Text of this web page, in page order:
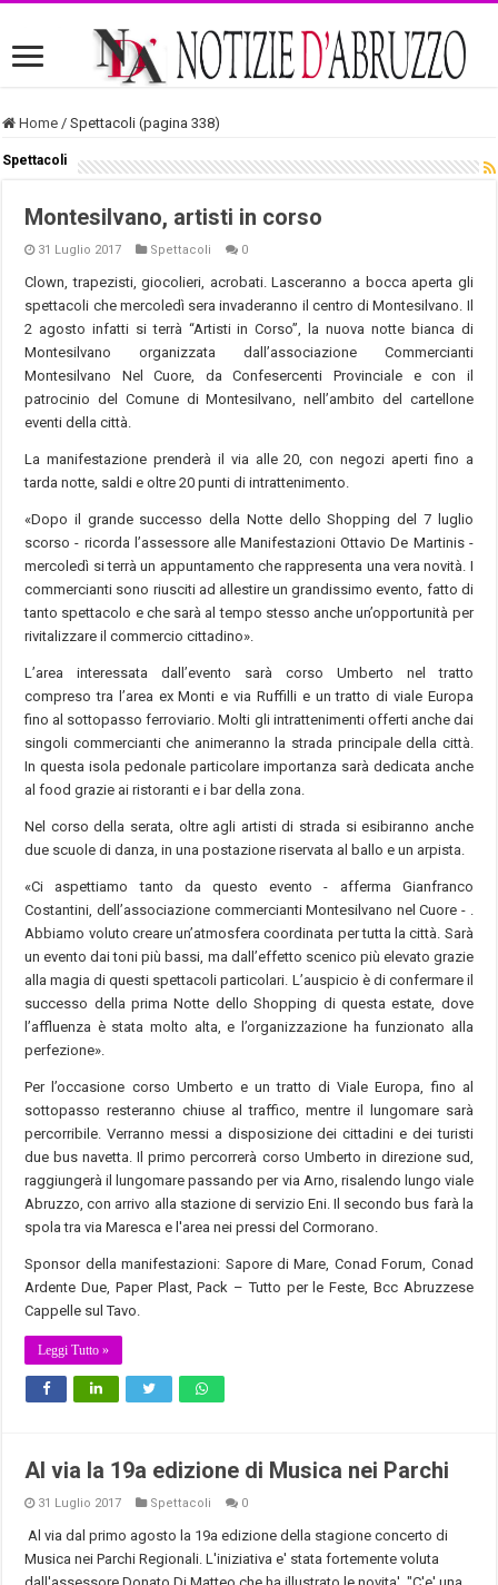
Home / Spettacoli (pagina 338)
Spettacoli
Montesilvano, artisti in corso
31 Luglio 2017 Spettacoli 0
Clown, trapezisti, giocolieri, acrobati. Lasceranno a bocca aperta gli
spettacoli che mercoledì sera invaderanno il centro di Montesilvano. Il
2 agosto infatti si terrà “Artisti in Corso”, la nuova notte bianca di
Montesilvano organizzata dall’associazione Commercianti
Montesilvano Nel Cuore, da Confesercenti Provinciale e con il
patrocinio del Comune di Montesilvano, nell’ambito del cartellone
eventi della città.
La manifestazione prenderà il via alle 20, con negozi aperti fino a
tarda notte, saldi e oltre 20 punti di intrattenimento.
«Dopo il grande successo della Notte dello Shopping del 7 luglio
scorso - ricorda l’assessore alle Manifestazioni Ottavio De Martinis -
mercoledì si terrà un appuntamento che rappresenta una vera novità. I
commercianti sono riusciti ad allestire un grandissimo evento, fatto di
tanto spettacolo e che sarà al tempo stesso anche un’opportunità per
rivitalizzare il commercio cittadino».
L’area interessata dall’evento sarà corso Umberto nel tratto
compreso tra l’area ex Monti e via Ruffilli e un tratto di viale Europa
fino al sottopasso ferroviario. Molti gli intrattenimenti offerti anche dai
singoli commercianti che animeranno la strada principale della città.
In questa isola pedonale particolare importanza sarà dedicata anche
al food grazie ai ristoranti e i bar della zona.
Nel corso della serata, oltre agli artisti di strada si esibiranno anche
due scuole di danza, in una postazione riservata al ballo e un arpista.
«Ci aspettiamo tanto da questo evento - afferma Gianfranco
Costantini, dell’associazione commercianti Montesilvano nel Cuore - .
Abbiamo voluto creare un’atmosfera coordinata per tutta la città. Sarà
un evento dai toni più bassi, ma dall’effetto scenico più elevato grazie
alla magia di questi spettacoli particolari. L’auspicio è di confermare il
successo della prima Notte dello Shopping di questa estate, dove
l’affluenza è stata molto alta, e l’organizzazione ha funzionato alla
perfezione».
Per l’occasione corso Umberto e un tratto di Viale Europa, fino al
sottopasso resteranno chiuse al traffico, mentre il lungomare sarà
percorribile. Verranno messi a disposizione dei cittadini e dei turisti
due bus navetta. Il primo percorrerà corso Umberto in direzione sud,
raggiungerà il lungomare passando per via Arno, risalendo lungo viale
Abruzzo, con arrivo alla stazione di servizio Eni. Il secondo bus farà la
spola tra via Maresca e l'area nei pressi del Cormorano.
Sponsor della manifestazioni: Sapore di Mare, Conad Forum, Conad
Ardente Due, Paper Plast, Pack – Tutto per le Feste, Bcc Abruzzese
Cappelle sul Tavo.
Leggi Tutto »
Al via la 19a edizione di Musica nei Parchi
31 Luglio 2017 Spettacoli 0
Al via dal primo agosto la 19a edizione della stagione concerto di
Musica nei Parchi Regionali. L'iniziativa e' stata fortemente voluta